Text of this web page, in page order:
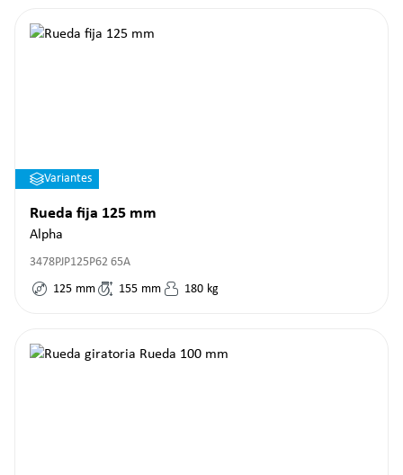
Variantes
Rueda fija 125 mm
Alpha
3478PJP125P62 65A
125 mm 155 mm 180 kg